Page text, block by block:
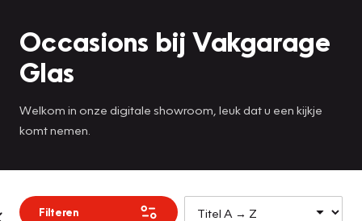
Occasions bij Vakgarage
Glas
Welkom in onze digitale showroom, leuk dat u een kijkje
komt nemen.
Filteren